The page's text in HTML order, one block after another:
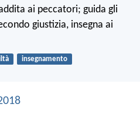
ai peccatori; guida gli
giustizia, insegna ai
insegnamento